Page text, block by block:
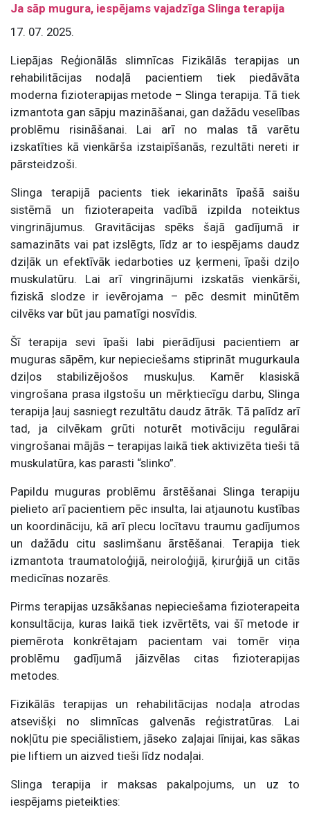
Ja sāp mugura, iespējams vajadzīga Slinga terapija
17. 07. 2025.
Liepājas Reģionālās slimnīcas Fizikālās terapijas un
rehabilitācijas nodaļā pacientiem tiek piedāvāta
moderna fizioterapijas metode – Slinga terapija. Tā tiek
izmantota gan sāpju mazināšanai, gan dažādu veselības
problēmu risināšanai. Lai arī no malas tā varētu
izskatīties kā vienkārša izstaipīšanās, rezultāti nereti ir
pārsteidzoši.
Slinga terapijā pacients tiek iekarināts īpašā saišu
sistēmā un fizioterapeita vadībā izpilda noteiktus
vingrinājumus. Gravitācijas spēks šajā gadījumā ir
samazināts vai pat izslēgts, līdz ar to iespējams daudz
dziļāk un efektīvāk iedarboties uz ķermeni, īpaši dziļo
muskulatūru. Lai arī vingrinājumi izskatās vienkārši,
fiziskā slodze ir ievērojama – pēc desmit minūtēm
cilvēks var būt jau pamatīgi nosvīdis.
Šī terapija sevi īpaši labi pierādījusi pacientiem ar
muguras sāpēm, kur nepieciešams stiprināt mugurkaula
dziļos stabilizējošos muskuļus. Kamēr klasiskā
vingrošana prasa ilgstošu un mērķtiecīgu darbu, Slinga
terapija ļauj sasniegt rezultātu daudz ātrāk. Tā palīdz arī
tad, ja cilvēkam grūti noturēt motivāciju regulārai
vingrošanai mājās – terapijas laikā tiek aktivizēta tieši tā
muskulatūra, kas parasti “slinko”.
Papildu muguras problēmu ārstēšanai Slinga terapiju
pielieto arī pacientiem pēc insulta, lai atjaunotu kustības
un koordināciju, kā arī plecu locītavu traumu gadījumos
un dažādu citu saslimšanu ārstēšanai. Terapija tiek
izmantota traumatoloģijā, neiroloģijā, ķirurģijā un citās
medicīnas nozarēs.
Pirms terapijas uzsākšanas nepieciešama fizioterapeita
konsultācija, kuras laikā tiek izvērtēts, vai šī metode ir
piemērota konkrētajam pacientam vai tomēr viņa
problēmu gadījumā jāizvēlas citas fizioterapijas
metodes.
Fizikālās terapijas un rehabilitācijas nodaļa atrodas
atsevišķi no slimnīcas galvenās reģistratūras. Lai
nokļūtu pie speciālistiem, jāseko zaļajai līnijai, kas sākas
pie liftiem un aizved tieši līdz nodaļai.
Slinga terapija ir maksas pakalpojums, un uz to
iespējams pieteikties: